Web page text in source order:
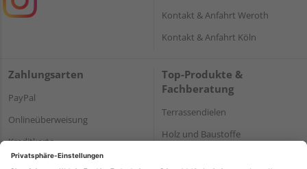
Kontakt & Anfahrt Weroth
Kontakt & Anfahrt Köln
Zahlungsarten
PayPal
Onlineüberweisung
Kreditkarte
Rechnung*
Top-Produkte &
Fachberatung
Terrassendielen
Holz und Baustoffe